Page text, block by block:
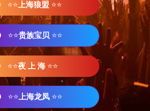
⭐⭐ 上海狼盟 ⭐⭐
⭐⭐贵族宝贝 ⭐⭐
⭐⭐夜 上 海 ⭐⭐
⭐⭐ 上海龙凤 ⭐⭐